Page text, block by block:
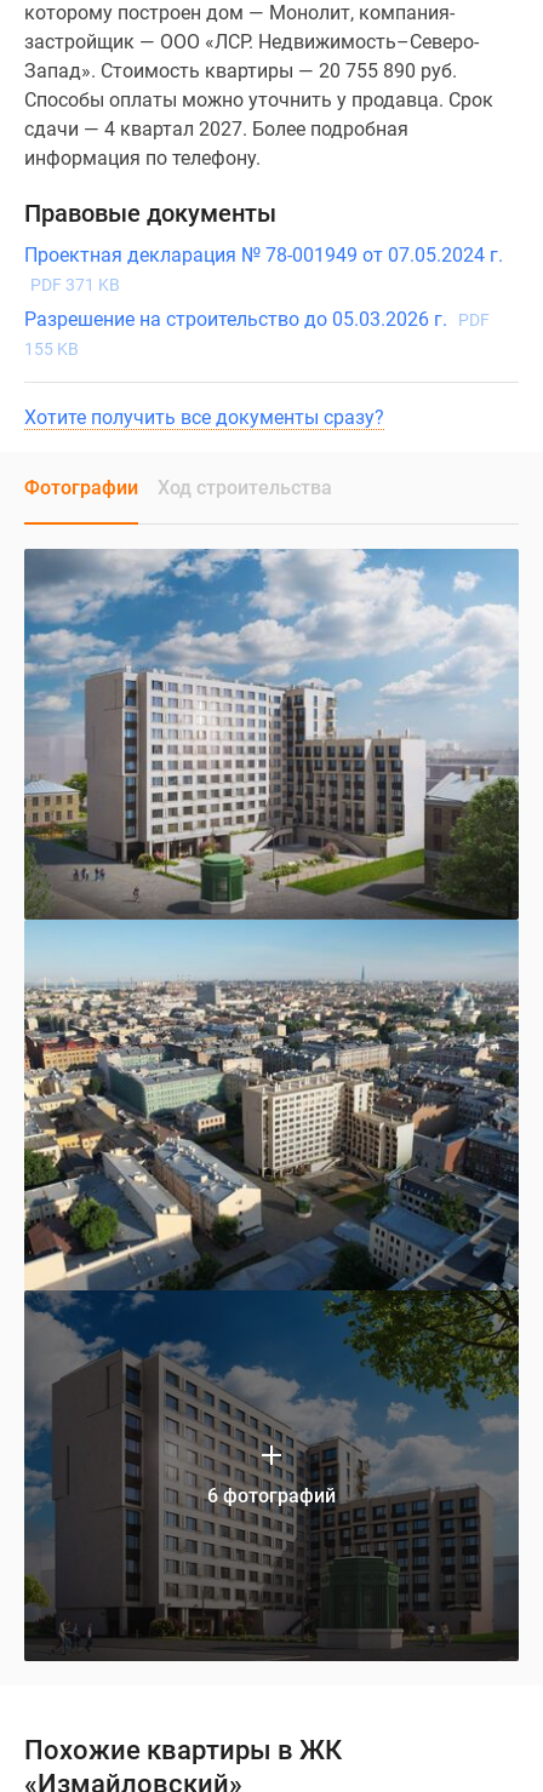
которому построен дом — Монолит, компания-
застройщик — ООО «ЛСР. Недвижимость–Северо-
Запад». Стоимость квартиры — 20 755 890 руб.
Способы оплаты можно уточнить у продавца. Срок
сдачи — 4 квартал 2027. Более подробная
информация по телефону.
Правовые документы
Проектная декларация № 78-001949 от 07.05.2024 г.
PDF 371 KB
Разрешение на строительство до 05.03.2026 г.
PDF
155 KB
Хотите получить все документы сразу?
Фотографии Ход строительства
6 фотографий
Похожие квартиры в ЖК
«Измайловский»